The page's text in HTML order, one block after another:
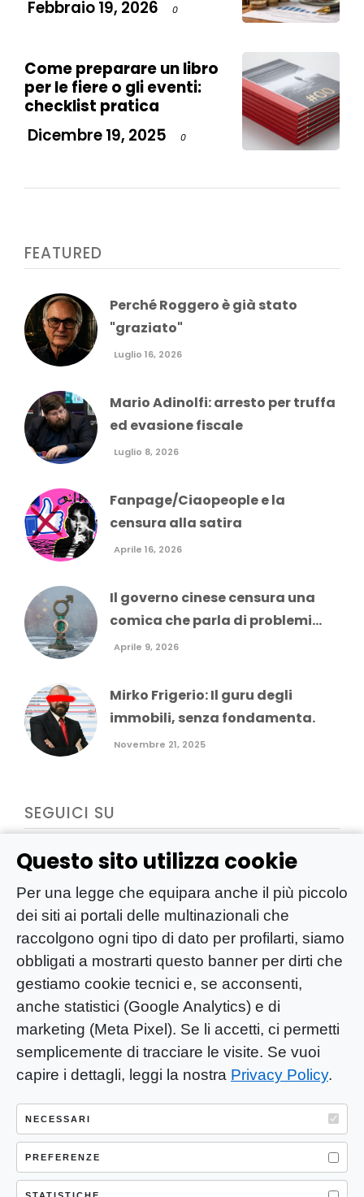
Questo sito utilizza cookie
Per una legge che equipara anche il più piccolo
dei siti ai portali delle multinazionali che
raccolgono ogni tipo di dato per profilarti, siamo
obbligati a mostrarti questo banner per dirti che
gestiamo cookie tecnici e, se acconsenti,
anche statistici (Google Analytics) e di
marketing (Meta Pixel). Se li accetti, ci permetti
semplicemente di tracciare le visite. Se vuoi
capire i dettagli, leggi la nostra Privacy Policy.
NECESSARI
PREFERENZE
Febbraio 19, 2026
0
Come preparare un libro
per le fiere o gli eventi:
checklist pratica
Dicembre 19, 2025
0
FEATURED
Perché Roggero è già stato
"graziato"
Luglio 16, 2026
Mario Adinolfi: arresto per truffa
ed evasione fiscale
Luglio 8, 2026
Fanpage/Ciaopeople e la
censura alla satira
Aprile 16, 2026
Il governo cinese censura una
comica che parla di problemi...
Aprile 9, 2026
Mirko Frigerio: Il guru degli
immobili, senza fondamenta.
Novembre 21, 2025
SEGUICI SU
YOU-ng Slow Journalism è una testata
giornalistica di proprietà di Mastino S.R.L.
Registrazione presso Trib. Santa Maria
Capua Vetere (CE) n° 900 del 31/01/2025 |
ISSN 3103-4683